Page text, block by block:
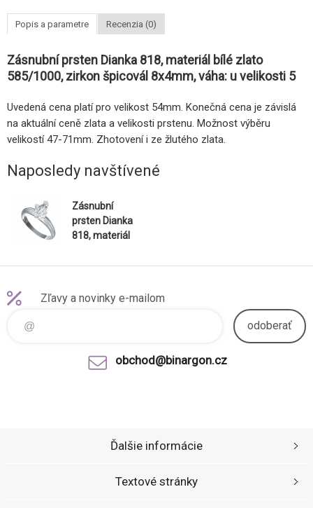
Popis a parametre Recenzia (0)
Zásnubní prsten Dianka 818, materiál bílé zlato
585/1000, zirkon špicovál 8x4mm, váha: u velikosti 5
Uvedená cena platí pro velikost 54mm. Konečná cena je závislá
na aktuální ceně zlata a velikosti prstenu. Možnost výběru
velikostí 47-71mm. Zhotovení i ze žlutého zlata.
Naposledy navštívené
Zásnubní
prsten Dianka
818, materiál
585/1000,
8x4mm, váha:
Zľavy a novinky e-mailom
odoberať
obchod@binargon.cz
Ďalšie informácie
Textové stránky